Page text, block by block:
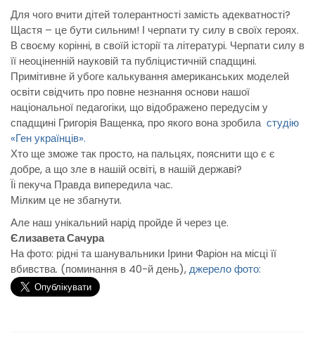
Для чого вчити дітей толерантності замість адекватності?
Щастя – це бути сильним! І черпати ту силу в своїх героях.
В своєму корінні, в своїй історії та літературі. Черпати силу в
її неоціненній науковій та публіцистичній спадщині.
Примітивне й убоге калькування американських моделей
освіти свідчить про повне незнання основи нашої
національної педагогіки, що відображено передусім у
спадщині Григорія Ващенка, про якого вона зробила студію
«Ген українців».
Хто ще зможе так просто, на пальцях, пояснити що є є
добре, а що зле в нашій освіті, в нашій державі?
Їі пекуча Правда випередила час.
Мілким це не збагнути.
Але наш унікальний нарід пройде й через це.
Єлизавета Сачура
На фото: рідні та шанувальники Ірини Фаріон на місці її
вбивства. (поминання в 40-й день),джерело фото: